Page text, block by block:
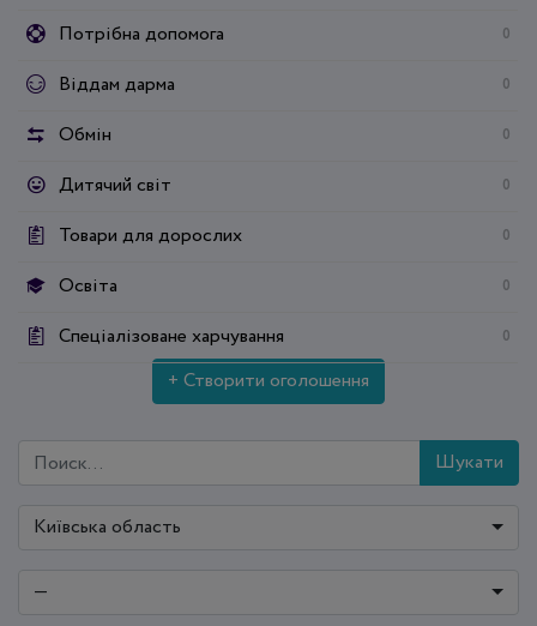
Потрібна допомога 0
Віддам дарма 0
Обмін 0
Дитячий світ 0
Товари для дорослих 0
Освіта 0
Спеціалізоване харчування 0
+ Створити оголошення
Шукати
Київська область
—